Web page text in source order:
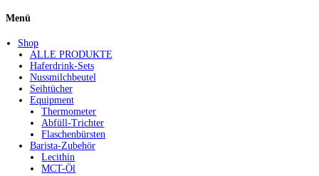
Menü
Shop
ALLE PRODUKTE
Haferdrink-Sets
Nussmilchbeutel
Seihtücher
Equipment
Thermometer
Abfüll-Trichter
Flaschenbürsten
Barista-Zubehör
Lecithin
MCT-Öl